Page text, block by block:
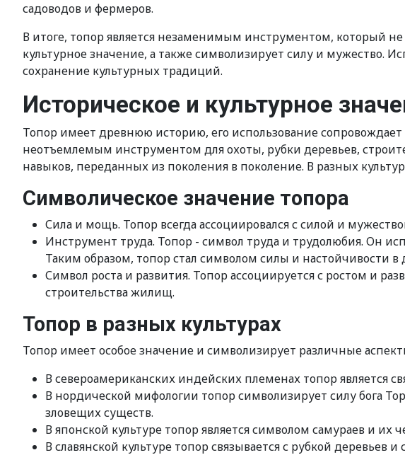
садоводов и фермеров.
В итоге, топор является незаменимым инструментом, который
культурное значение, а также символизирует силу и мужество.
сохранение культурных традиций.
Историческое и культурное
Топор имеет древнюю историю, его использование
неотъемлемым инструментом для охоты, рубки деревьев,
навыков, переданных из поколения в поколение. В разных
Символическое значение топора
Сила и мощь. Топор всегда ассоциировался с силой и
Инструмент труда. Топор - символ труда и трудолюбия. Он
Таким образом, топор стал символом силы и настойчивости
Символ роста и развития. Топор ассоциируется с ростом и
строительства жилищ.
Топор в разных культурах
Топор имеет особое значение и символизирует различные
В североамериканских индейских племенах топор
В нордической мифологии топор символизирует силу бога
зловещих существ.
В японской культуре топор является символом самураев и
В славянской культуре топор связывается с рубкой